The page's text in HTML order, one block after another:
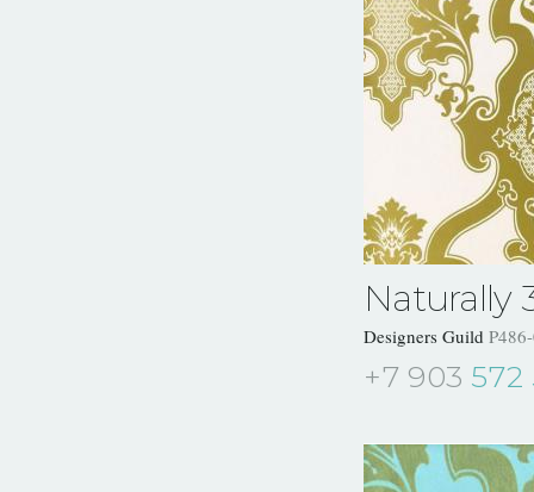
Naturally
Designers Guild
+7 903 572